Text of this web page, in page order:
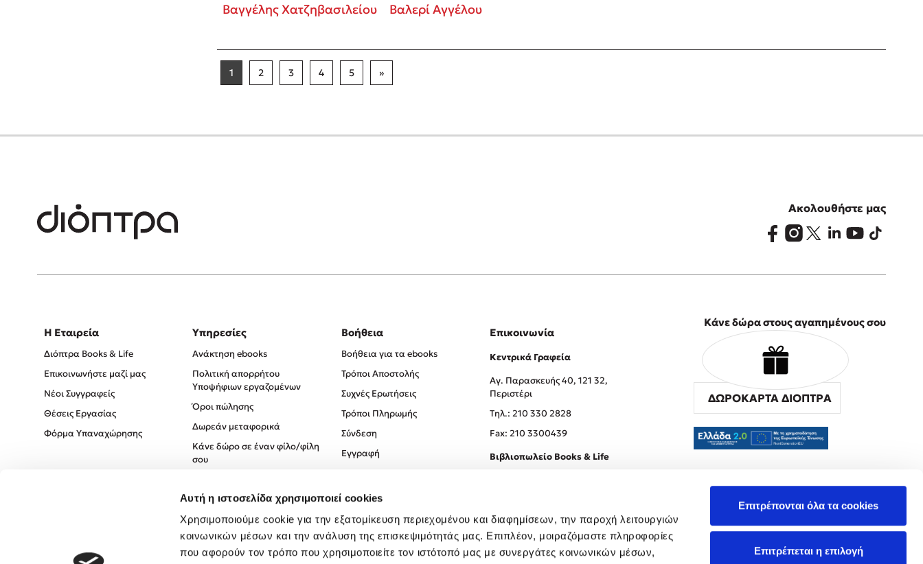
Αυτή η ιστοσελίδα χρησιμοποιεί cookies
Χρησιμοποιούμε cookie για την εξατομίκευση περιεχομένου και διαφημίσεων, την παροχή λειτουργιών
κοινωνικών μέσων και την ανάλυση της επισκεψιμότητάς μας. Επιπλέον, μοιραζόμαστε πληροφορίες
που αφορούν τον τρόπο που χρησιμοποιείτε τον ιστότοπό μας με συνεργάτες κοινωνικών μέσων,
Επιτρέπονται όλα τα cookies
Επιτρέπεται η επιλογή
Βαγγέλης Χατζηβασιλείου Βαλερί Αγγέλου
1 2 3 4 5 »
Ακολουθήστε μας
Η Εταιρεία
Διόπτρα Books & Life
Επικοινωνήστε μαζί μας
Νέοι Συγγραφείς
Θέσεις Εργασίας
Φόρμα Υπαναχώρησης
Υπηρεσίες
Ανάκτηση ebooks
Πολιτική απορρήτου
Υποψήφιων εργαζομένων
Όροι πώλησης
Δωρεάν μεταφορικά
Κάνε δώρο σε έναν φίλο/φίλη
σου
Πολιτική Απορρήτου
Όροι χρήσης
Βοήθεια
Βοήθεια για τα ebooks
Τρόποι Αποστολής
Συχνές Ερωτήσεις
Τρόποι Πληρωμής
Σύνδεση
Εγγραφή
Επικοινωνία
Κεντρικά Γραφεία
Αγ. Παρασκευής 40, 121 32,
Περιστέρι
Tηλ.: 210 330 2828
Fax: 210 3300439
Βιβλιοπωλείο Books & Life
Κάνε δώρα στους αγαπημένους σου
ΔΩΡΟΚΑΡΤΑ ΔΙΟΠΤΡΑ